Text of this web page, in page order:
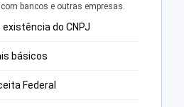
bancos e outras empresas.
do CNPJ
básicos
Federal